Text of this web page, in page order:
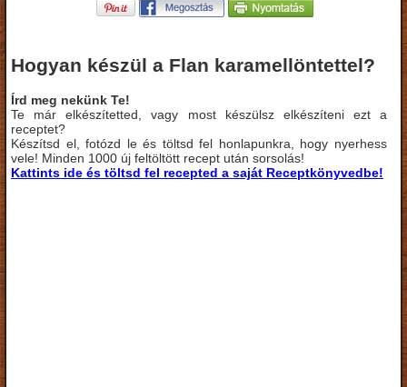
Hogyan készül a Flan karamellöntettel?
Írd meg nekünk Te!
Te már elkészítetted, vagy most készülsz elkészíteni ezt a
receptet?
Készítsd el, fotózd le és töltsd fel honlapunkra, hogy nyerhess
vele! Minden 1000 új feltöltött recept után sorsolás!
Kattints ide és töltsd fel recepted a saját Receptkönyvedbe!